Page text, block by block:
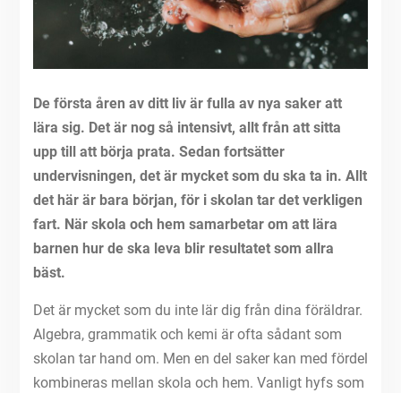
De första åren av ditt liv är fulla av nya saker att
lära sig. Det är nog så intensivt, allt från att sitta
upp till att börja prata. Sedan fortsätter
undervisningen, det är mycket som du ska ta in. Allt
det här är bara början, för i skolan tar det verkligen
fart. När skola och hem samarbetar om att lära
barnen hur de ska leva blir resultatet som allra
bäst.
Det är mycket som du inte lär dig från dina föräldrar.
Algebra, grammatik och kemi är ofta sådant som
skolan tar hand om. Men en del saker kan med fördel
kombineras mellan skola och hem. Vanligt hyfs som